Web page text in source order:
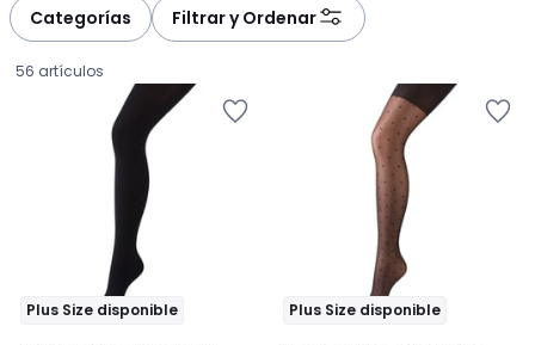
Categorías Filtrar y Ordenar
56 artículos
Plus Size disponible Plus Size disponible